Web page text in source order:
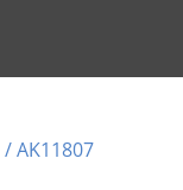
/ AK11807